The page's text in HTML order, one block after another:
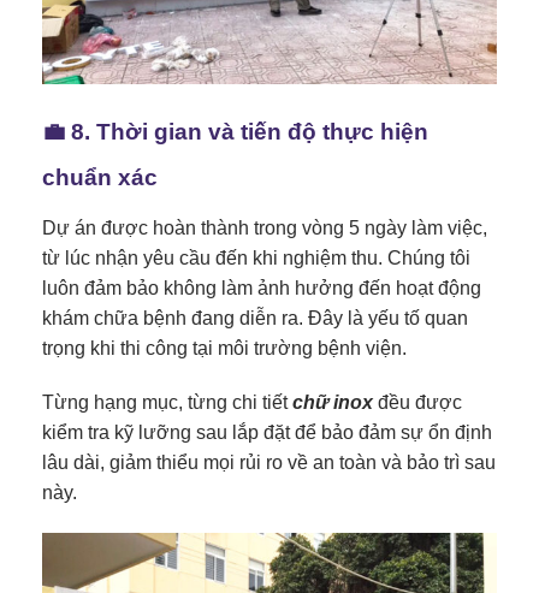
💼 8. Thời gian và tiến độ thực hiện
chuẩn xác
Dự án được hoàn thành trong vòng 5 ngày làm việc,
từ lúc nhận yêu cầu đến khi nghiệm thu. Chúng tôi
luôn đảm bảo không làm ảnh hưởng đến hoạt động
khám chữa bệnh đang diễn ra. Đây là yếu tố quan
trọng khi thi công tại môi trường bệnh viện.
Từng hạng mục, từng chi tiếtchữ inox đều được
kiểm tra kỹ lưỡng sau lắp đặt để bảo đảm sự ổn định
lâu dài, giảm thiểu mọi rủi ro về an toàn và bảo trì sau
này.